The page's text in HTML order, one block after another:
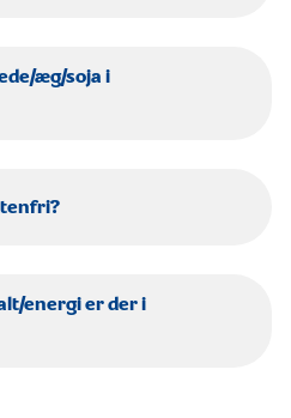
æg/soja i
energi er der i